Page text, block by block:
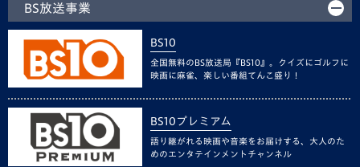
BS放送事業
BS10
全国無料のBS放送局『BS10』。クイズにゴルフに
映画に麻雀、楽しい番組てんこ盛り！
BS10プレミアム
語り継がれる映画や音楽をお届けする、大人のた
めのエンタテインメントチャンネル